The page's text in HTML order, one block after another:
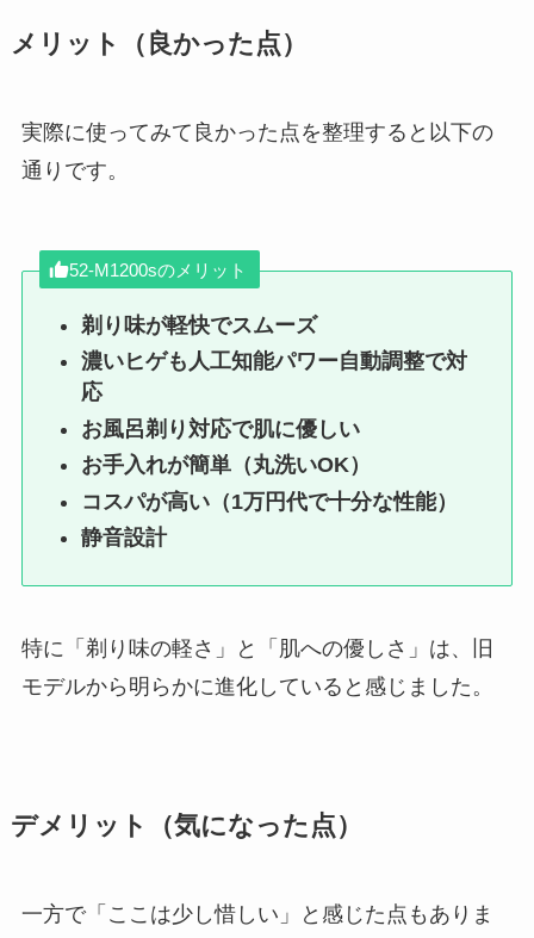
メリット（良かった点）
実際に使ってみて良かった点を整理すると以下の
通りです。
52-M1200sのメリット
剃り味が軽快でスムーズ
濃いヒゲも人工知能パワー自動調整で対
応
お風呂剃り対応で肌に優しい
お手入れが簡単（丸洗いOK）
コスパが高い（1万円代で十分な性能）
静音設計
特に「剃り味の軽さ」と「肌への優しさ」は、旧
モデルから明らかに進化していると感じました。
デメリット（気になった点）
一方で「ここは少し惜しい」と感じた点もありま